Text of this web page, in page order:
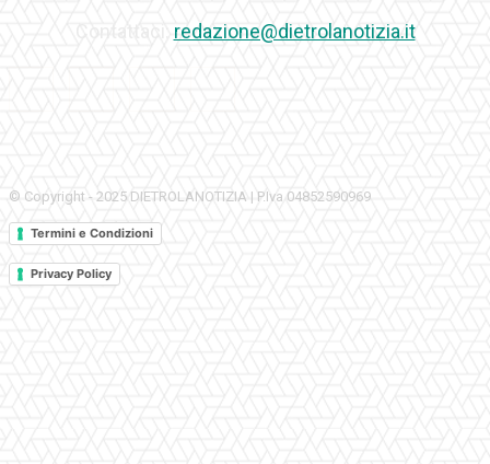
redazione@dietrolanotizia.it
© Copyright - 2025 DIETROLANOTIZIA | P.Iva 04852590969
Termini e Condizioni
Privacy Policy